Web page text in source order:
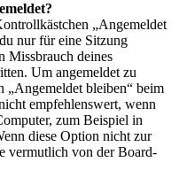
„Angemeldet
nur für eine Sitzung
Missbrauch deines
Um angemeldet zu
„Angemeldet bleiben“ beim
empfehlenswert, wenn
zum Beispiel in
diese Option nicht zur
vermutlich von der Board-